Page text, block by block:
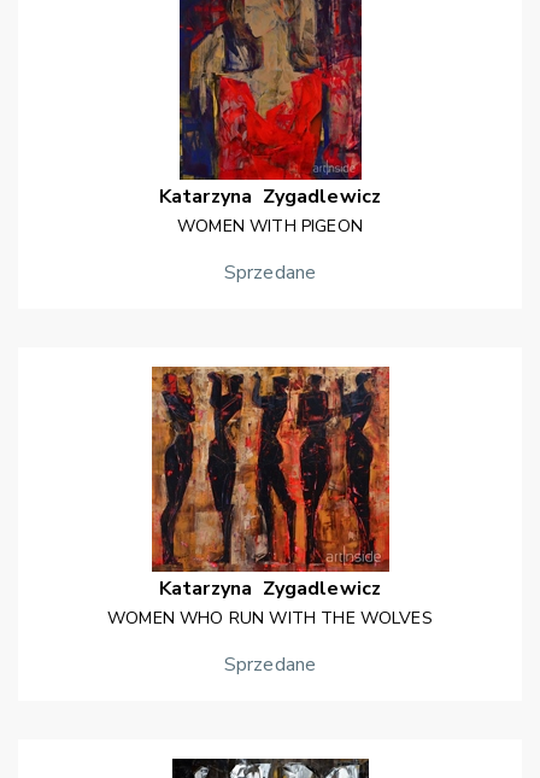
Katarzyna Zygadlewicz
WOMEN WITH PIGEON
Sprzedane
Katarzyna Zygadlewicz
WOMEN WHO RUN WITH THE WOLVES
Sprzedane